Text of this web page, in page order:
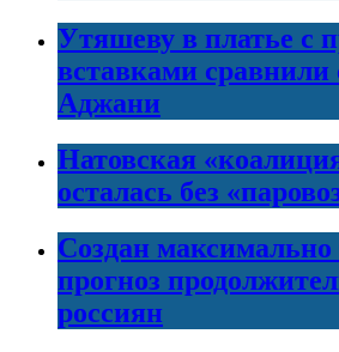
Утяшеву в платье с
вставками сравнили
Аджани
Натовская
осталась без
Создан
прогноз
россиян